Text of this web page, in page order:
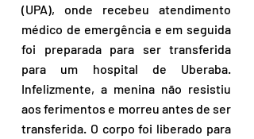
(UPA), onde recebeu atendimento
médico de emergência e em seguida
foi preparada para ser transferida
para um hospital de Uberaba.
Infelizmente, a menina não resistiu
aos ferimentos e morreu antes de ser
transferida. O corpo foi liberado para